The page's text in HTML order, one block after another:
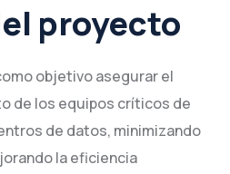
proyecto
objetivo asegurar el
de los equipos críticos de
de datos, minimizando
la eficiencia